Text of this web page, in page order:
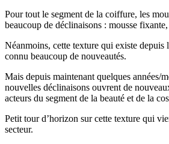
Pour tout le segment de la coiffure, les
beaucoup de déclinaisons : mousse
Néanmoins, cette texture qui existe depuis
connu beaucoup de nouveautés.
Mais depuis maintenant quelques années/
nouvelles déclinaisons ouvrent de
acteurs du segment de la beauté et de la
Petit tour d’horizon sur cette texture qui
secteur.